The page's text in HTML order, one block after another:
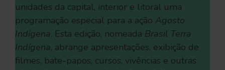
unidades da capital, interior e litoral uma
programação especial para a ação Agosto
Indígena. Esta edição, nomeada Brasil Terra
Indígena, abrange apresentações, exibição de
filmes, bate-papos, cursos, vivências e outras